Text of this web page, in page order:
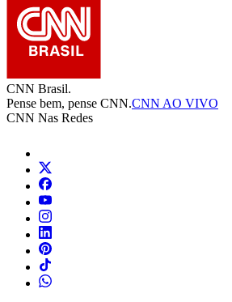
CNN Brasil.
Pense bem, pense CNN.CNN AO VIVO
CNN Nas Redes